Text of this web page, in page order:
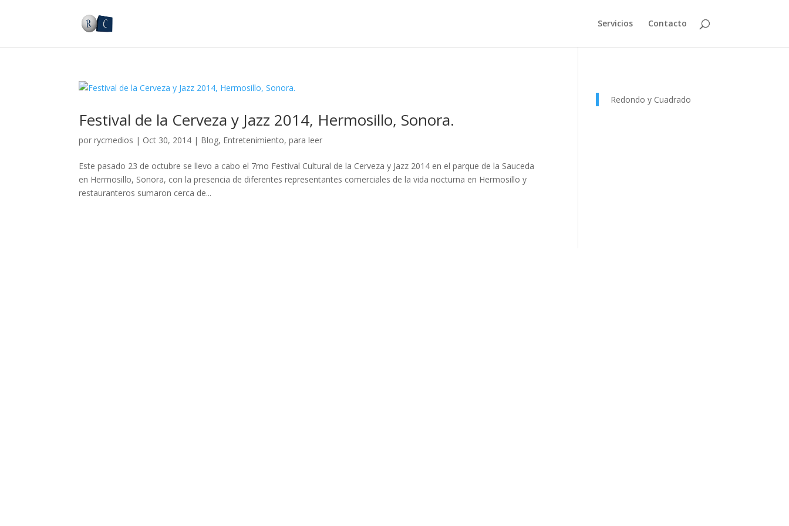
Servicios Contacto
Festival de la Cerveza y Jazz 2014, Hermosillo, Sonora.
porrycmedios | Oct 30, 2014 | Blog, Entretenimiento,para leer
Este pasado 23 de octubre se llevo a cabo el 7mo Festival Cultural de la Cerveza y Jazz 2014 en el parque de la Sauceda
en Hermosillo, Sonora, con la presencia de diferentes representantes comerciales de la vida nocturna en Hermosillo y
restauranteros sumaron cerca de...
Redondo y Cuadrado